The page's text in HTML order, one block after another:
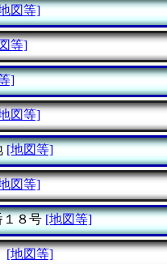
図等]
等]
]
図等]
[地図等]
図等]
８号 [地図等]
[地図等]